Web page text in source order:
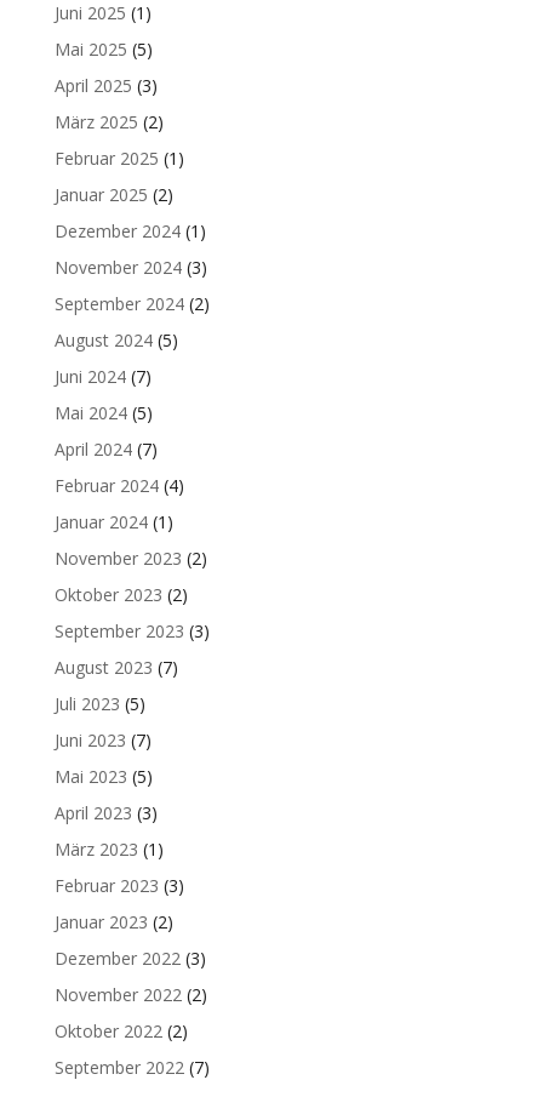
Juni 2025 (1)
Mai 2025 (5)
April 2025 (3)
März 2025 (2)
Februar 2025 (1)
Januar 2025 (2)
Dezember 2024(1)
November 2024(3)
September 2024(2)
August 2024(5)
Juni 2024(7)
Mai 2024(5)
April 2024(7)
Februar 2024(4)
Januar 2024(1)
November 2023 (2)
Oktober 2023 (2)
September 2023 (3)
August 2023 (7)
Juli 2023 (5)
Juni 2023 (7)
Mai 2023 (5)
April 2023 (3)
März 2023 (1)
Februar 2023 (3)
Januar 2023 (2)
Dezember 2022(3)
November 2022(2)
Oktober 2022(2)
September 2022(7)